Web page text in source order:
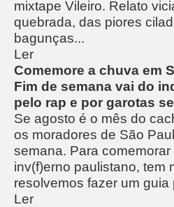
mixtape Vileiro. Relato
quebrada, das piores
bagunças...
Ler
Comemore a chuva em
Fim de semana vai do
pelo rap e por garotas
Se agosto é o mês do
os moradores de São
semana. Para
inv(f)erno paulistano, tem
resolvemos fazer um guia
Ler